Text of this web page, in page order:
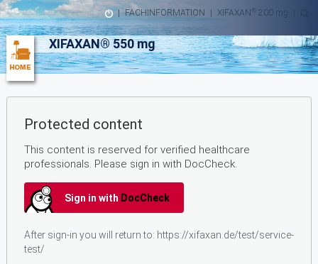
| FACHINFORMATION XIFAXAN ® 200 mg
XIFAXAN® 550 mg
Protected content
This content is reserved for verified healthcare
professionals. Please sign in with DocCheck.
Sign in with DocCheck
After sign-in you will return to: https://xifaxan.de/test/service-
test/